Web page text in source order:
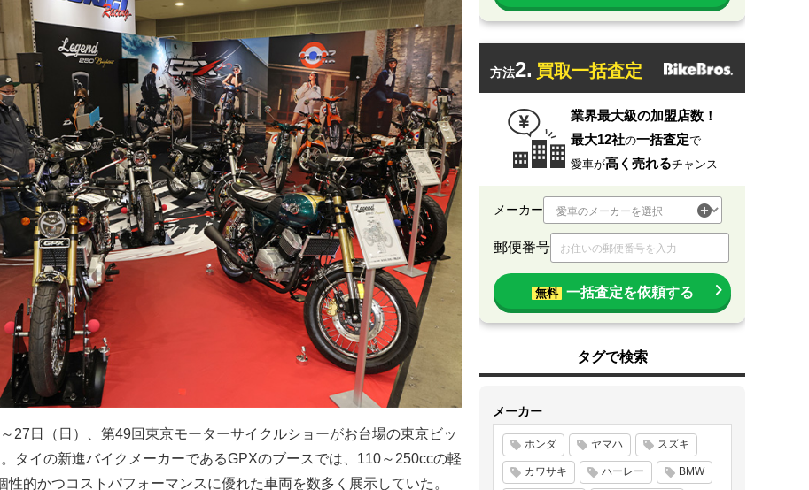
27日（日）、第49回東京モーターサイクルショーがお台場の東京ビッ
タイの新進バイクメーカーであるGPXのブースでは、110～250ccの軽
性的かつコストパフォーマンスに優れた車両を数多く展示していた。
方法2. 買取一括査定
業界最大級の加盟店数！
最大12社の一括査定で
愛車が高く売れるチャンス
メーカー
郵便番号
無料 一括査定を依頼する
タグで検索
メーカー
ホンダ ヤマハ スズキ
カワサキ ハーレー BMW